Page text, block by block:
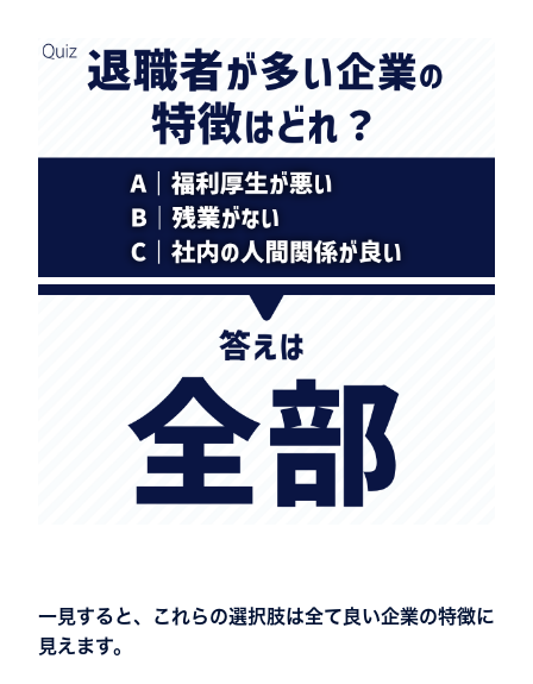
一見すると、これらの選択肢は全て良い企業の特徴に
見えます。